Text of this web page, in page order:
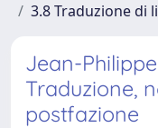
3.8 Traduzione di
Jean-
Traduzione,
postfazione